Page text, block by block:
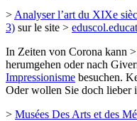
> Analyser l’art du XIXe
3) sur le site >
In Zeiten von Corona kann >
herumgehen oder nach
Impressionisme besuchen.
Oder wollen Sie doch lieber
> Musées Des Arts et des